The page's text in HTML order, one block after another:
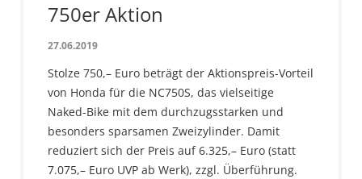
750er Aktion
27.06.2019
Stolze 750,– Euro beträgt der Aktionspreis-Vorteil
von Honda für die NC750S, das vielseitige
Naked-Bike mit dem durchzugsstarken und
besonders sparsamen Zweizylinder. Damit
reduziert sich der Preis auf 6.325,– Euro (statt
7.075,– Euro UVP ab Werk), zzgl. Überführung.